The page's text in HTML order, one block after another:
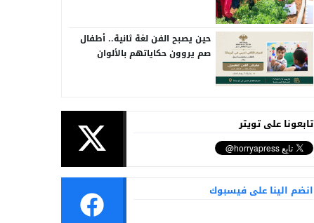
حين يصبح الفن لغة ثانية.. أطفال
صم يروون حكاياتهم بالألوان
انضم الينا على فيسبوك
تابعونا على تويتر